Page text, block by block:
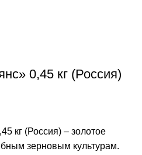
0,45 кг (Россия)
кг (Россия) – золотое
зерновым культурам.